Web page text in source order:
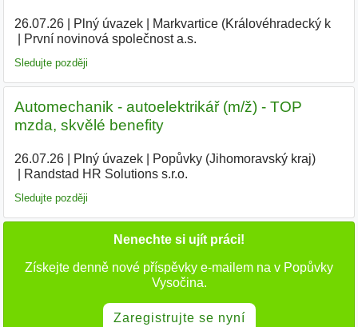
26.07.26| Plný úvazek| Markvartice (Královéhradecký k|
První novinová společnost a.s.
Sledujte později
Automechanik - autoelektrikář (m/ž) - TOP
mzda, skvělé benefity
26.07.26| Plný úvazek| Popůvky (Jihomoravský kraj)|
Randstad HR Solutions s.r.o.
Sledujte později
Nenechte si ujít práci!
Získejte denně nové příspěvky e-mailem na v Popůvky
Vysočina.
Zaregistrujte se nyní